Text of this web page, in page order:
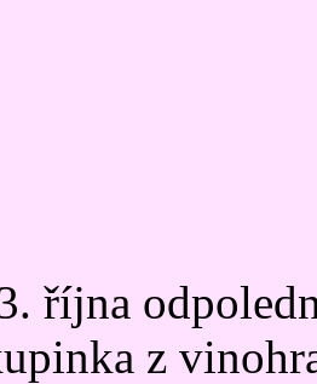
října
z